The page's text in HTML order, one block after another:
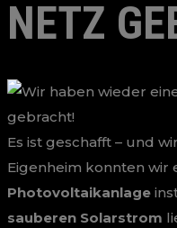
NETZ
Es ist geschafft – und
Eigenheim konnten wir
Photovoltaikanlage
sauberen Solarstrom